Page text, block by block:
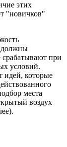
этих
"новичков"
должны
при
условий.
идей, которые
места
воздух